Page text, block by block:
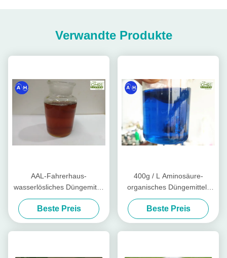
Verwandte Produkte
AAL-Fahrerhaus-
wasserlösliches Düngemittel
cheliertes Aminopeptid-
flüssiges Kalzium und Bor
Beste Preis
400g / L Aminosäure-
organisches Düngemittel-
cheliertes flüssiges
Aminokalzium mit Bor
Beste Preis